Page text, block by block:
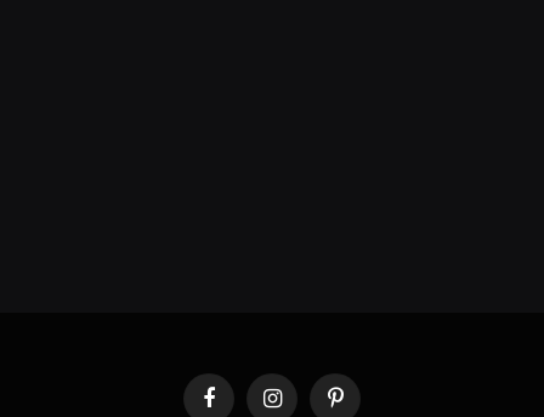
FacebookInstagramPinterest